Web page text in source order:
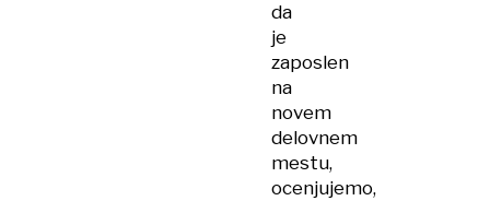
da
je
zaposlen
na
novem
delovnem
mestu,
ocenjujemo,